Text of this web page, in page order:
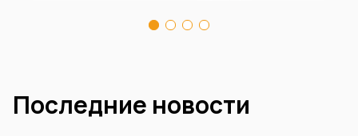
Последние новости